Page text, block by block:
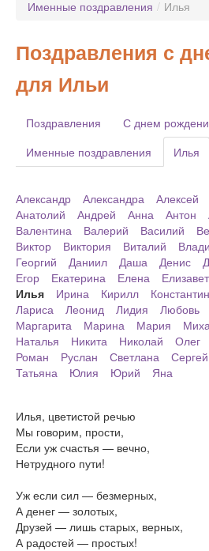
Именные поздравления / Илья
Поздравления с
для Ильи
Поздравления
С днем
Именные поздравления
Илья
Александр Александра Алексей
Анатолий
Андрей Анна Антон
Валентина
Валерий Василий
Виктор
Виктория Виталий
Георгий
Даниил Даша Денис
Егор
Екатерина Елена
Илья
Ирина Кирилл Константин
Лариса
Леонид Лидия Любовь
Маргарита
Марина Мария
Наталья
Никита Николай Олег
Роман
Руслан Светлана Сергей
Татьяна
Юлия Юрий Яна
Илья, цветистой речью
Мы говорим, прости,
Если уж счастья — вечно,
Нетрудного пути!
Уж если сил — безмерных,
А денег — золотых,
Друзей — лишь старых, верных,
А радостей — простых!